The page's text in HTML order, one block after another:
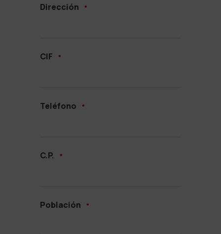
Dirección *
CIF *
Teléfono *
C.P. *
Población *